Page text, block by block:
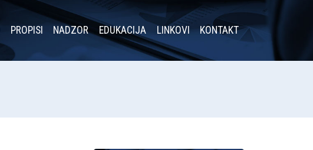
PROPISI NADZOR EDUKACIJA LINKOVI KONTAKT